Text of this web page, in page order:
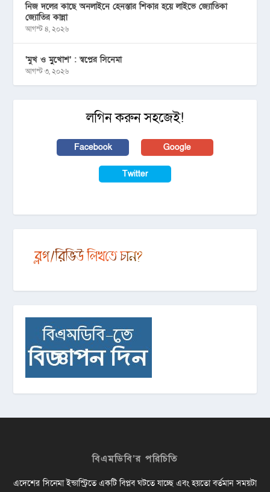
নিজ দলের কাছে অনলাইনে হেনস্তার শিকার হয়ে লাইভে জ্যোতিকা
জ্যোতির কান্না
আগস্ট ৪, ২০২৬
‘মুখ ও মু্খোশ’ : স্বপ্নের সিনেমা
আগস্ট ৩, ২০২৬
লগিন করুন সহজেই!
Facebook Google
Twitter
বিএমডিবি’র পরিচিতি
এদেশের সিনেমা ইন্ডাস্ট্রিতে একটি বিপ্লব ঘটতে যাচ্ছে এবং হয়তো বর্তমান সময়টা